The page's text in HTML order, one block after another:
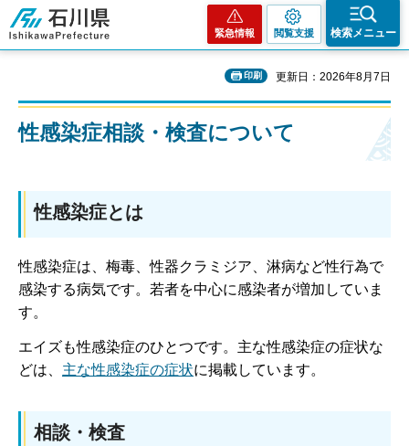
石川県
緊急情報 閲覧支援 検索メニュー
印刷 更新日：2026年8月7日
性感染症相談・検査について
性感染症とは
性感染症は、梅毒、性器クラミジア、淋病など性行為で
感染する病気です。若者を中心に感染者が増加していま
す。
エイズも性感染症のひとつです。主な性感染症の症状な
どは、 主な性感染症の症状に掲載しています。
相談・検査